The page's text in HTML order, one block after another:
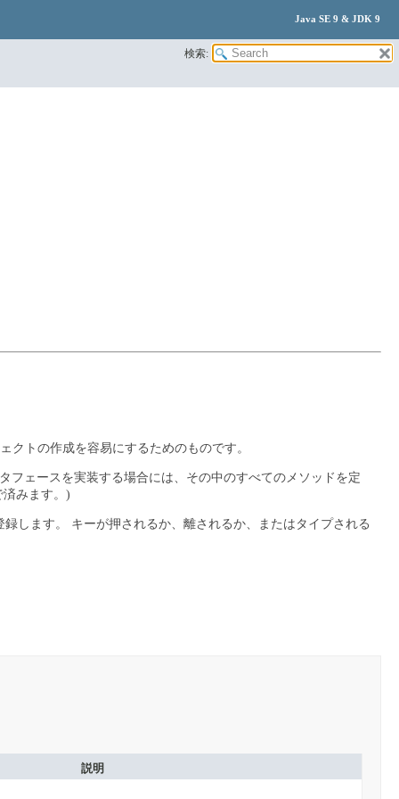
Java SE 9 & JDK 9
検索:
クトの作成を容易にするためのものです。
フェースを実装する場合には、その中のすべてのメソッドを定
みます。)
します。 キーが押されるか、離されるか、またはタイプされる
説明